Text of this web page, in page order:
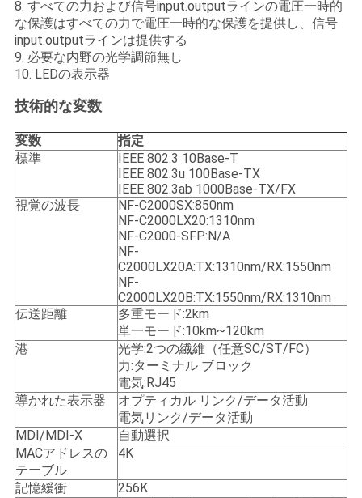
ラ
イ
バ
シ
ー
リ
8. すべての力および信号input.outputラインの電圧一時的
な保護はすべての力で電圧一時的な保護を提供し、信号
input.outputラインは提供する
9. 必要な内野の光学調節無し
10. LEDの表示器
技術的な変数
変数
指定
標準
IEEE 802.3 10Base-T
IEEE 802.3u 100Base-TX
IEEE 802.3ab 1000Base-TX/FX
視覚の波長
NF-C2000SX:850nm
NF-C2000LX20:1310nm
NF-C2000-SFP:N/A
NF-
C2000LX20A:TX:1310nm/RX:1550nm
NF-
C2000LX20B:TX:1550nm/RX:1310nm
伝送距離
多重モード:2km
単一モード:10km~120km
港
光学:2つの繊維（任意SC/ST/FC）
力:ターミナル ブロック
電気:RJ45
導かれた表示器
オプティカル リンク/データ活動
電気リンク/データ活動
MDI/MDI-X
自動選択
MACアドレスの
テーブル
4K
記憶緩衝
256K